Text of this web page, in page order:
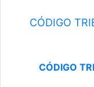
CÓDIGO
CÓDIGO